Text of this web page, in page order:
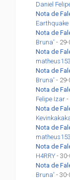
Daniel
Nota de
Earthquake
Nota de
Bruna' - 29-
Nota de
Nota de
Bruna' - 29-
Nota de
Felipe Izar -
Nota de
Nota de
Nota de
H4RRY -
Nota de
Bruna' - 30-